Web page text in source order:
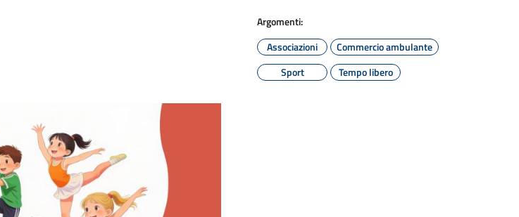
Argomenti:
Associazioni
Commercio ambulante
Sport
Tempo libero